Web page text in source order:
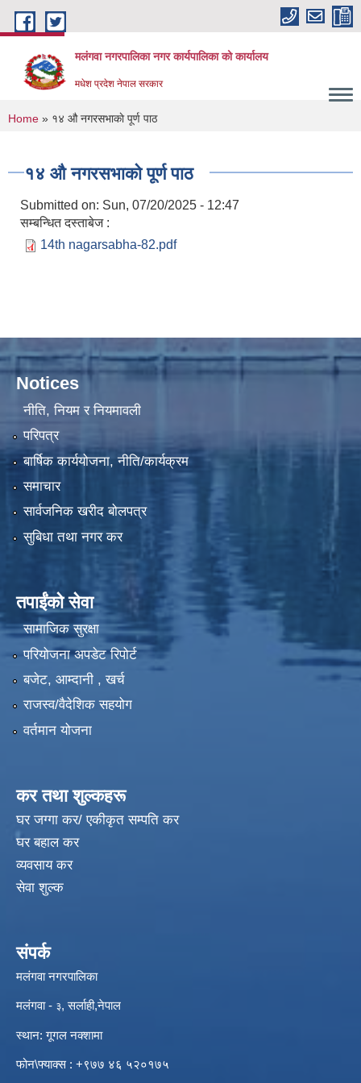
Skip to main content
मलंगवा नगरपालिका नगर कार्यपालिका को कार्यालय
मधेश प्रदेश नेपाल सरकार
You are here
Home » १४ औ नगरसभाकाे पूर्ण पाठ
१४ औ नगरसभाकाे पूर्ण पाठ
Submitted on: Sun, 07/20/2025 - 12:47
सम्बन्धित दस्ताबेज :
14th nagarsabha-82.pdf
Notices
नीति, नियम र नियमावली
परिपत्र
बार्षिक कार्ययोजना, नीति/कार्यक्रम
समाचार
सार्वजनिक खरीद बोलपत्र
सुबिधा तथा नगर कर
तपाईंको सेवा
सामाजिक सुरक्षा
परियोजना अपडेट रिपोर्ट
बजेट, आम्दानी , खर्च
राजस्व/वैदेशिक सहयोग
वर्तमान योजना
कर तथा शुल्कहरू
घर जग्गा कर/ एकीकृत सम्पति कर
घर बहाल कर
व्यवसाय कर
सेवा शुल्क
संपर्क
मलंगवा नगरपालिका
मलंगवा - ३, सर्लाही,नेपाल
स्थान: गूगल नक्शामा
फोन\फ्याक्स : +९७७ ४६ ५२०१७५